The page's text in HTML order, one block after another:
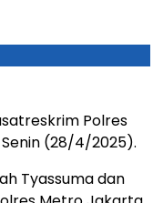
Polres
(28/4/2025).
Tyassuma dan